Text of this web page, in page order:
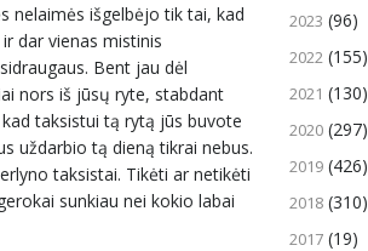
nelaimės išgelbėjo tik tai, kad
dar vienas mistinis
Bent jau dėl
nors iš jūsų ryte, stabdant
taksistui tą rytą jūs buvote
uždarbio tą dieną tikrai nebus.
taksistai. Tikėti ar netikėti
sunkiau nei kokio labai
2023 (96)
2022 (155)
2021 (130)
2020 (297)
2019 (426)
2018 (310)
2017 (19)